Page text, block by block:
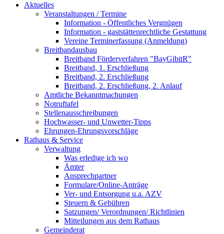
Aktuelles
Veranstaltungen / Termine
Information - Öffentliches Vergnügen
Information - gaststättenrechtliche Gestattung
Vereine Terminerfassung (Anmeldung)
Breitbandausbau
Breitband Förderverfahren "BayGibitR"
Breitband, 1. Erschließung
Breitband, 2. Erschließung
Breitband, 2. Erschließung, 2. Anlauf
Amtliche Bekanntmachungen
Notruftafel
Stellenausschreibungen
Hochwasser- und Unwetter-Tipps
Ehrungen-Ehrungsvorschläge
Rathaus & Service
Verwaltung
Was erledige ich wo
Ämter
Ansprechpartner
Formulare/Online-Anträge
Ver- und Entsorgung u.a. AZV
Steuern & Gebühren
Satzungen/ Verordnungen/ Richtlinien
Mitteilungen aus dem Rathaus
Gemeinderat